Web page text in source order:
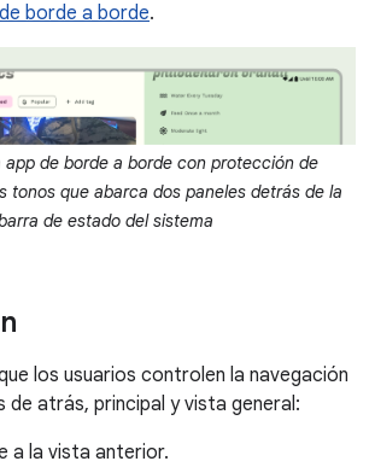
borde a borde.
de borde a borde con protección de
tonos que abarca dos paneles detrás de la
de estado del sistema
los usuarios controlen la navegación
atrás, principal y vista general:
a la vista anterior.